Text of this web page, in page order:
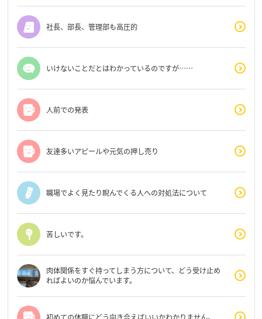
社長、部長、管理部も高圧的
いけないことだとはわかっているのですが……
人前での発表
友達多いアピールや元気の押し売り
職場でよく見たり睨んでくる人への対処法について
苦しいです。
肉体関係をすぐ持ってしまう方について、どう受け止め
ればよいのか悩んでいます。